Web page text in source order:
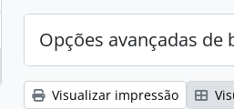
Opções avançadas de
Visualizar impressão